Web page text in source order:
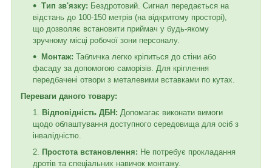
Тип зв'язку: Бездротовий. Сигнал передається на
відстань до 100-150 метрів (на відкритому просторі),
що дозволяє встановити приймач у будь-якому
зручному місці робочої зони персоналу.
Монтаж: Табличка легко кріпиться до стіни або
фасаду за допомогою саморізів. Для кріплення
передбачені отвори з металевими вставками по кутах.
Переваги даного товару:
Відповідність ДБН: Допомагає виконати вимоги
щодо облаштування доступного середовища для осіб з
інвалідністю.
Простота встановлення: Не потребує прокладання
дротів та спеціальних навичок монтажу.